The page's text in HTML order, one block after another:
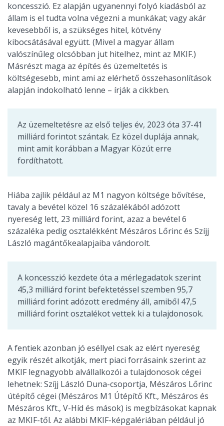
koncesszió. Ez alapján ugyanennyi folyó kiadásból az
állam is el tudta volna végezni a munkákat; vagy akár
kevesebből is, a szükséges hitel, kötvény
kibocsátásával együtt. (Mivel a magyar állam
valószínűleg olcsóbban jut hitelhez, mint az MKIF.)
Másrészt maga az építés és üzemeltetés is
költségesebb, mint ami az elérhető összehasonlítások
alapján indokolható lenne – írják a cikkben.
Az üzemeltetésre az első teljes év, 2023 óta 37-41
milliárd forintot szántak. Ez közel duplája annak,
mint amit korábban a Magyar Közút erre
fordíthatott.
Hiába zajlik például az M1 nagyon költsége bővítése,
tavaly a bevétel közel 16 százalékából adózott
nyereség lett, 23 milliárd forint, azaz a bevétel 6
százaléka pedig osztalékként Mészáros Lőrinc és Szíjj
László magántőkealapjaiba vándorolt.
A koncesszió kezdete óta a mérlegadatok szerint
45,3 milliárd forint befektetéssel szemben 95,7
milliárd forint adózott eredmény áll, amiből 47,5
milliárd forint osztalékot vettek ki a tulajdonosok.
A fentiek azonban jó eséllyel csak az elért nyereség
egyik részét alkotják, mert piaci forrásaink szerint az
MKIF legnagyobb alvállalkozói a tulajdonosok cégei
lehetnek: Szíjj László Duna-csoportja, Mészáros Lőrinc
útépítő cégei (Mészáros M1 Útépítő Kft., Mészáros és
Mészáros Kft., V-Híd és mások) is megbízásokat kapnak
az MKIF-től. Az alábbi MKIF-képgalériában például jó